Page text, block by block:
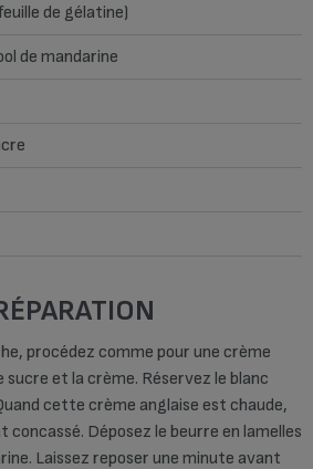
de gélatine)
de mandarine
procédez comme pour une crème
sucre et la crème. Réservez le blanc
cette crème anglaise est chaude,
Déposez le beurre en lamelles
Laissez reposer une minute avant